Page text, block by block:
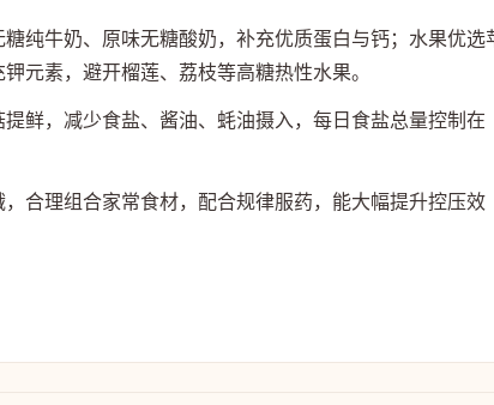
纯牛奶、原味无糖酸奶，补充优质蛋白与钙；水果优选
元素，避开榴莲、荔枝等高糖热性水果。
鲜，减少食盐、酱油、蚝油摄入，每日食盐总量控制在
合理组合家常食材，配合规律服药，能大幅提升控压效